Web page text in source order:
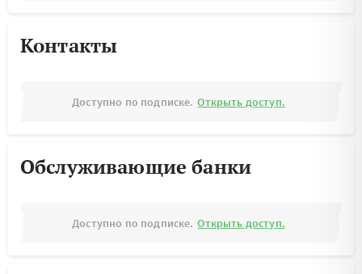
Контакты
Доступно по подписке. Открыть доступ.
Обслуживающие банки
Доступно по подписке. Открыть доступ.